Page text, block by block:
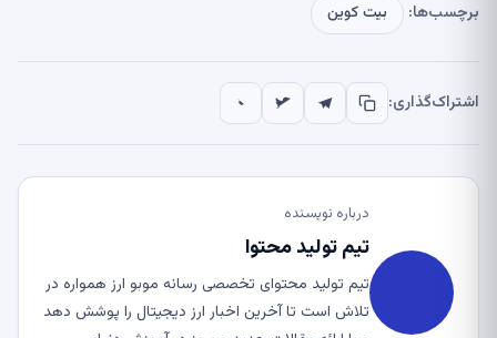
برچسب‌ها: بیت کوین
اشتراک‌گذاری:
درباره نویسنده
تیم تولید محتوا
تیم تولید محتوای تخصصی رسانه موبو ارز همواره در
تلاش است تا آخرین اخبار ارز دیجیتال را پوشش دهد